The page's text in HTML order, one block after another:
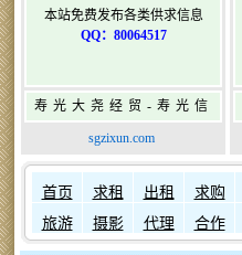
本站免费发布各类供求信息
QQ：80064517
寿光大尧经贸-寿光信
息网-免费信息发布网-
寿光广告发布
sgzixun.com
首页 求租 出租 求购
旅游
摄影 代理 合作